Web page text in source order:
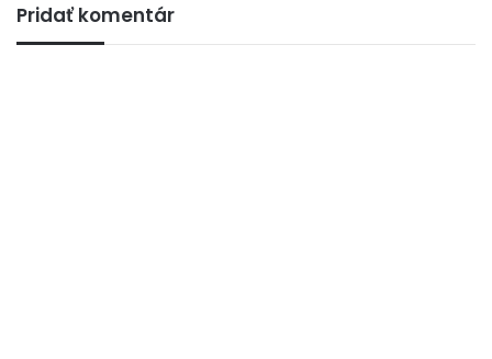
Pridať komentár